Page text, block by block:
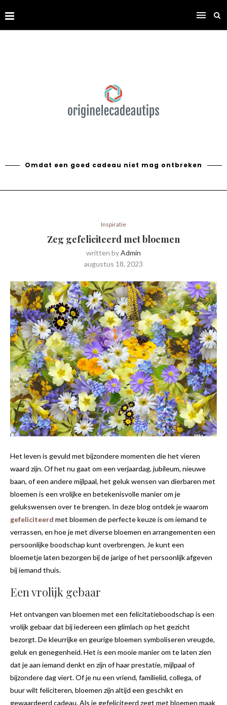
Omdat een goed cadeau niet mag ontbreken
Inspiratie
Zeg gefeliciteerd met bloemen
written byAdmin
augustus 18, 2023
Het leven is gevuld met bijzondere momenten die het vieren
waard zijn. Of het nu gaat om een verjaardag, jubileum, nieuwe
baan, of een andere mijlpaal, het geluk wensen van dierbaren met
bloemen is een vrolijke en betekenisvolle manier om je
gelukswensen over te brengen. In deze blog ontdek je waarom
gefeliciteerd met bloemen de perfecte keuze is om iemand te
verrassen, en hoe je met diverse bloemen en arrangementen een
persoonlijke boodschap kunt overbrengen. Je kunt een
bloemetje laten bezorgen bij de jarige of het persoonlijk afgeven
bij iemand thuis.
Een vrolijk gebaar
Het ontvangen van bloemen met een felicitatieboodschap is een
vrolijk gebaar dat bij iedereen een glimlach op het gezicht
bezorgt. De kleurrijke en geurige bloemen symboliseren vreugde,
geluk en genegenheid. Het is een mooie manier om te laten zien
dat je aan iemand denkt en zijn of haar prestatie, mijlpaal of
bijzondere dag viert. Of je nu een vriend, familielid, collega, of
buur wilt feliciteren, bloemen zijn altijd een geschikt en
gewaardeerd cadeau. Als je gefeliciteerd zegt met bloemen maak